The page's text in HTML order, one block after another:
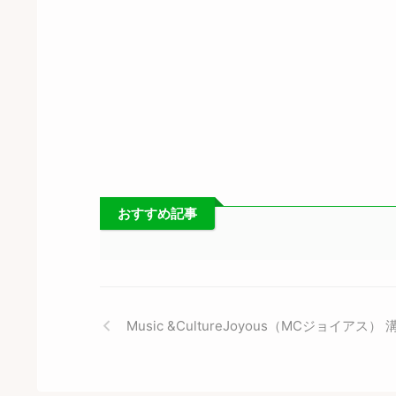
おすすめ記事
Music &CultureJoyous（MCジョイアス）